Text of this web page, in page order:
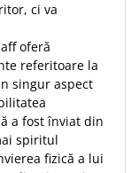
ci va
oferă
referitoare la
singur aspect
a fost înviat din
spiritul
fizică a lui